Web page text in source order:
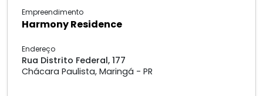
Empreendimento
Harmony Residence
Endereço
Rua Distrito Federal, 177
Chácara Paulista, Maringá - PR